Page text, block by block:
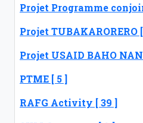
Projet Programme
Projet TUBAKARORERO
Projet USAID BAHO
PTME [ 5 ]
RAFG Activity [ 39 ]